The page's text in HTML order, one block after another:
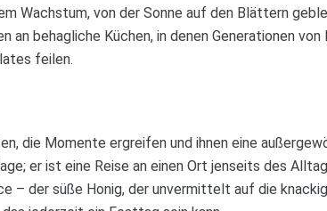
Wachstum, von der Sonne auf den Blättern
an behagliche Küchen, in denen Generationen von
feilen.
die Momente ergreifen und ihnen eine
er ist eine Reise an einen Ort jenseits des
– der süße Honig, der unvermittelt auf die